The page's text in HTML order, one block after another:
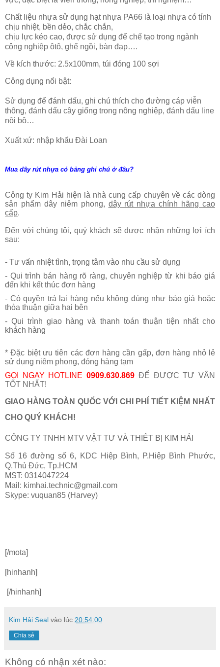
Chất liệu nhựa sử dụng hạt nhựa PA66 là loại nhựa có tính
chịu nhiệt, bền dẻo, chắc chắn,
chịu lực kéo cao, được sử dụng để chế tạo trong ngành
công nghiệp ôtô, ghế ngồi, bàn đạp….
Về kích thước: 2.5x100mm, túi đóng 100 sợi
Công dụng nổi bật:
Sử dụng để đánh dấu, ghi chú thích cho đường cáp viễn
thông, đánh dấu cây giống trong nông nghiệp, đánh dấu line
nội bộ…
Xuất xứ: nhập khẩu Đài Loan
Mua dây rút nhựa có bảng ghi chú ở đâu?
Công ty Kim Hải hiện là nhà cung cấp chuyên về các dòng
sản phẩmdây niêm phong, dây rút nhựa chính hãng cao
cấp.
Đến với chúng tôi, quý khách sẽ được nhận những lợi ích
sau:
- Tư vấn nhiệt tình, trọng tâm vào nhu cầu sử dụng
- Qui trình bán hàng rõ ràng, chuyên nghiệp từ khi báo giá
đến khi kết thúc đơn hàng
- Có quyền trả lại hàng nếu không đúng như báo giá hoặc
thỏa thuận giữa hai bên
- Qui trình giao hàng và thanh toán thuận tiện nhất cho
khách hàng
* Đặc biệt ưu tiên các đơn hàng cần gấp, đơn hàng nhỏ lẻ
sử dụng niêm phong, đóng hàng tạm
GỌI NGAY HOTLINE0909.630.869 ĐỂ ĐƯỢC TƯ VẤN
TỐT NHẤT!
GIAO H ÀNG TOÀN QUỐC VỚI CHI PHÍ TIẾT KIỆM NHẤT
CHO QUÝ KHÁCH!
CÔNG TY TNHH MTV VẬT TƯ VÀ THIÊT BỊ KIM HẢI
Số 16 đường số 6, KDC Hiệp Bình, P.Hiệp Bình Phước,
Q.Thủ Đức, Tp.HCM
MST: 0314047224
Mail: kimhai.technic@gmail.com
Skype: vuquan85 (Harvey)
[/mota]
[hinhanh]
[/hinhanh]
Kim Hải Seal vào lúc 20:54:00
Chia sẻ
Không có nhận xét nào: